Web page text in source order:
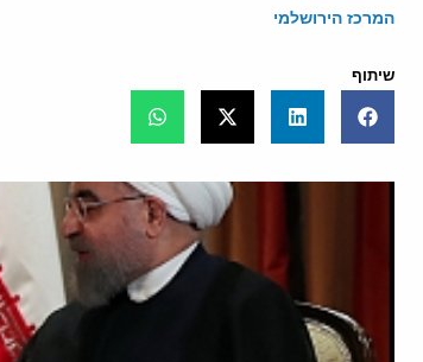
המרכז הירושלמי
שיתוף